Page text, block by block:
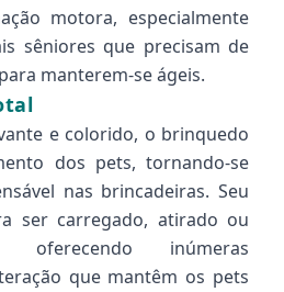
motora, especialmente
sêniores que precisam de
manterem-se ágeis.
e colorido, o brinquedo
dos pets, tornando-se
nas brincadeiras. Seu
ser carregado, atirado ou
oferecendo inúmeras
que mantêm os pets